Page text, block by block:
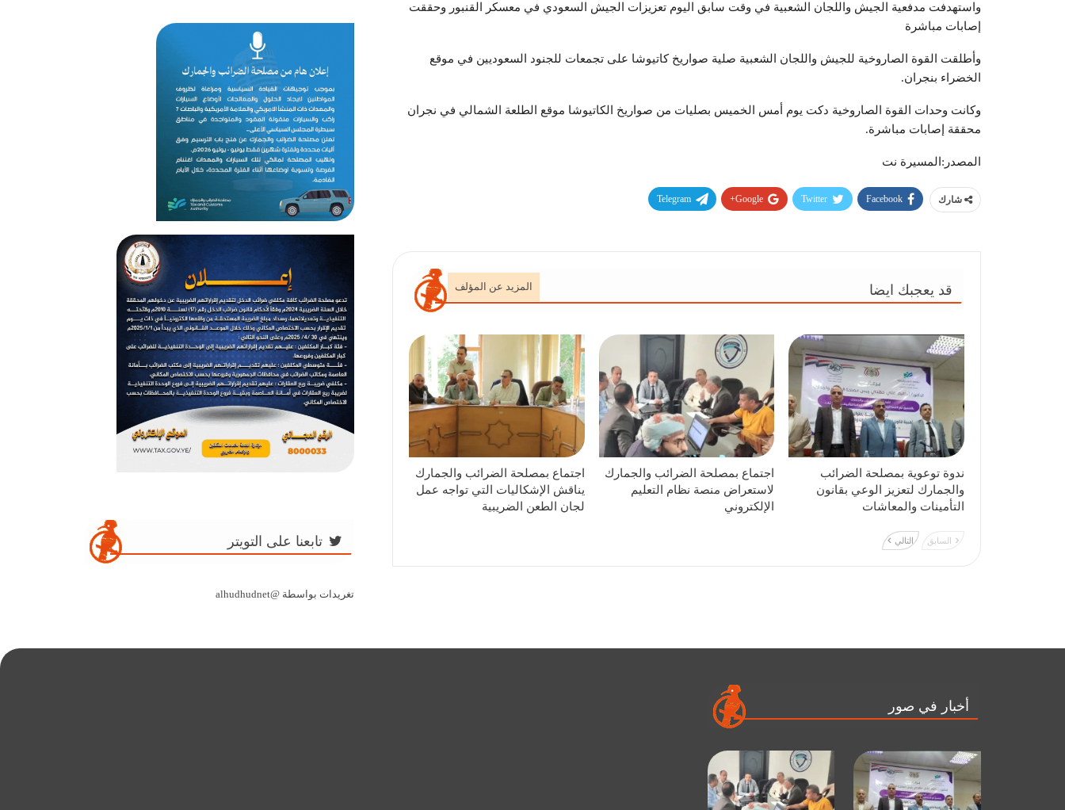
واستهدفت مدفعية الجيش واللجان الشعبية في وقت سابق اليوم تعزيزات الجيش السعودي في معسكر القنبور وحققت
إصابات مباشرة
وأطلقت القوة الصاروخية للجيش واللجان الشعبية صلية صواريخ كاتيوشا على تجمعات للجنود السعوديين في موقع
الخضراء بنجران.
وكانت وحدات القوة الصاروخية دكت يوم أمس الخميس بصليات من صواريخ الكاتيوشا موقع الطلعة الشمالي في نجران
محققة إصابات مباشرة.
المصدر:المسيرة نت
شارك Facebook
Twitter
Google+
Telegram
قد يعجبك ايضا المزيد عن المؤلف
ندوة توعوية بمصلحة الضرائب
والجمارك لتعزيز الوعي بقانون
التأمينات والمعاشات
اجتماع بمصلحة الضرائب والجمارك
لاستعراض منصة نظام التعليم
الإلكتروني
اجتماع بمصلحة الضرائب والجمارك
يناقش الإشكاليات التي تواجه عمل
لجان الطعن الضريبية
السابق التالي تابعنا على التويتر
تغريدات بواسطة @alhudhudnet
أخبار في صور